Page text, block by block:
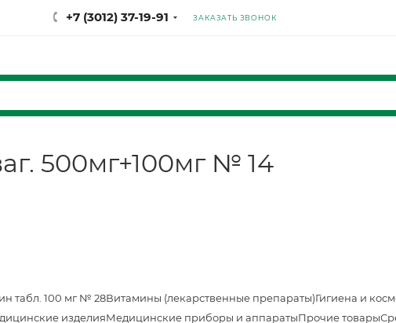
+7 (3012) 37-19-91 ЗАКАЗАТЬ ЗВОНОК
500мг+100мг № 14
табл. 100 мг № 28Витамины (лекарственные препараты)Гигиена и
изделияМедицинские приборы и аппаратыПрочие товары